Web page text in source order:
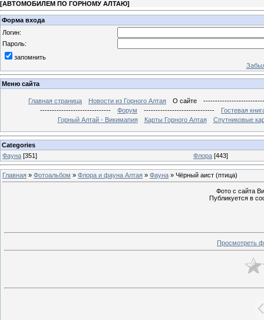
[АВТОМОБИЛЕМ ПО ГОРНОМУ АЛТАЮ]
Форма входа
Логин:
Пароль:
запомнить
Меню сайта
Главная страница Новости из Горного Алтая О сайте
------------------------------
Форум ------------------------------
Гостевая
Горный Алтай - Викимапия
Карты Горного Алтая Спутниковые
Categories
Фауна [351] Флора [443]
Главная » Фотоальбом » Флора и фауна Алтая » Фауна » Чёрный аист (птица)
Фото с сайта
Публикуется в
Просмотреть